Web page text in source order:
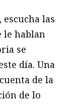
las
le hablan
se
día. Una
de la
de lo